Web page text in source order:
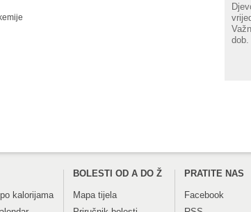
dob.
kalorijama
BOLESTI OD A DO Ž
Mapa tijela
PRATITE NAS
Facebook